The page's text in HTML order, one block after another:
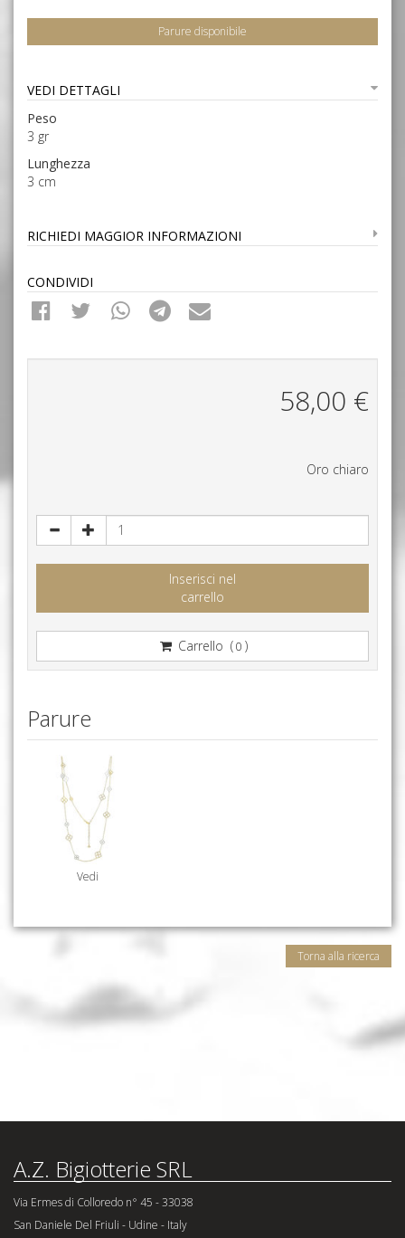
Parure disponibile
VEDI DETTAGLI
Peso
3 gr
Lunghezza
3 cm
RICHIEDI MAGGIOR INFORMAZIONI
CONDIVIDI
58,00 €
Oro chiaro
Inserisci nel
carrello
Carrello (0 )
Parure
Vedi
Torna alla ricerca
A.Z. Bigiotterie SRL
Via Ermes di Colloredo n° 45 - 33038
San Daniele Del Friuli - Udine - Italy